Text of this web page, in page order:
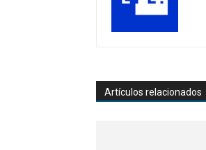
Artículos relacionados